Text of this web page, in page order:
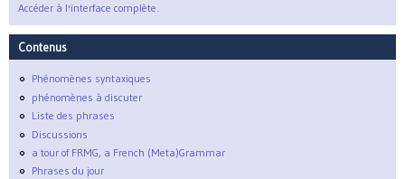
Accéder à l'interface complète.
Contenus
Phénomènes syntaxiques
phénomènes à discuter
Liste des phrases
Discussions
a tour of FRMG, a French (Meta)Grammar
Phrases du jour